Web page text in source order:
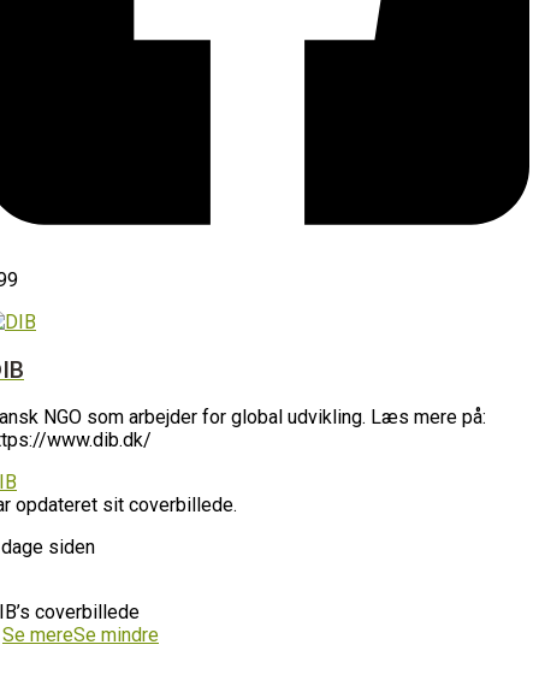
NGO som arbejder for global udvikling. Læs mere på:
www.dib.dk/
opdateret sit coverbillede.
siden
coverbillede
Se mereSe mindre